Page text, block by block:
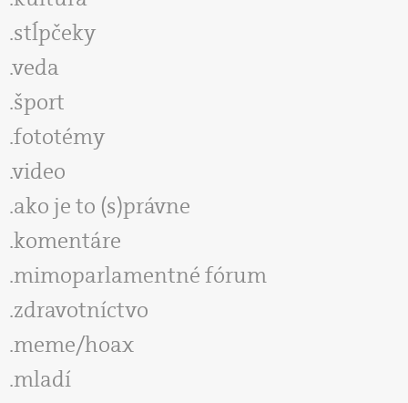
stĺpčeky
veda
šport
fototémy
video
ako je to (s)právne
komentáre
mimoparlamentné fórum
zdravotníctvo
meme/hoax
mladí